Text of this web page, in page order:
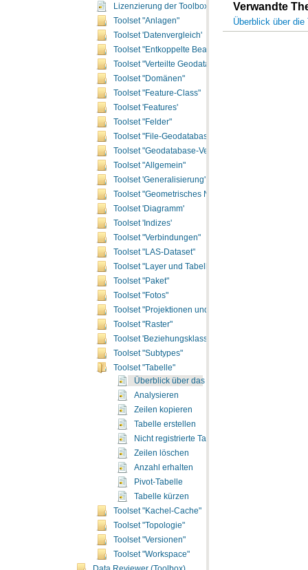
Lizenzierung der Toolbox "Data Management"
Toolset "Anlagen"
Toolset 'Datenvergleich'
Toolset "Entkoppelte Bearbeitung"
Toolset "Verteilte Geodatabase"
Toolset "Domänen"
Toolset "Feature-Class"
Toolset 'Features'
Toolset "Felder"
Toolset "File-Geodatabase"
Toolset "Geodatabase-Verwaltung"
Toolset "Allgemein"
Toolset 'Generalisierung'
Toolset "Geometrisches Netzwerk"
Toolset 'Diagramm'
Toolset 'Indizes'
Toolset "Verbindungen"
Toolset "LAS-Dataset"
Toolset "Layer und Tabellensichten"
Toolset "Paket"
Toolset "Fotos"
Toolset "Projektionen und Transformationen"
Toolset "Raster"
Toolset 'Beziehungsklassen'
Toolset "Subtypes"
Toolset "Tabelle"
Überblick über das Toolset "Tabelle"
Analysieren
Zeilen kopieren
Tabelle erstellen
Nicht registrierte Tabelle erstellen
Zeilen löschen
Anzahl erhalten
Pivot-Tabelle
Tabelle kürzen
Toolset "Kachel-Cache"
Toolset "Topologie"
Toolset "Versionen"
Toolset "Workspace"
Verwandte
Überblick über